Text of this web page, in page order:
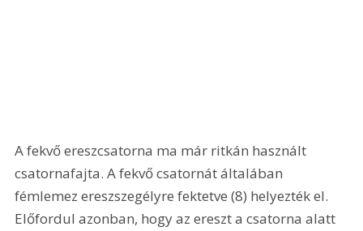
A fekvő ereszcsatorna ma már ritkán használt
csatornafajta. A fekvő csatornát általában
fémlemez ereszszegélyre fektetve (8) helyezték el.
Előfordul azonban, hogy az ereszt a csatorna alatt